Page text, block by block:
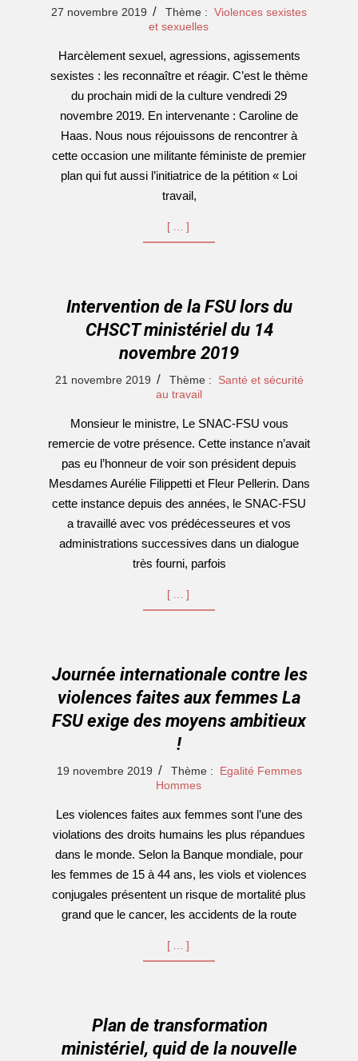
2019-
27 novembre 2019 Thème : Violences sexistes
et sexuelles
Harcèlement sexuel, agressions, agissements
sexistes : les reconnaître et réagir. C’est le thème
du prochain midi de la culture vendredi 29
novembre 2019. En intervenante : Caroline de
Haas. Nous nous réjouissons de rencontrer à
cette occasion une militante féministe de premier
plan qui fut aussi l’initiatrice de la pétition « Loi
travail,
[…]
Intervention de la FSU lors du
CHSCT ministériel du 14
novembre 2019
2019-
21 novembre 2019 Thème :
Santé et sécurité
au travail
Monsieur le ministre, Le SNAC-FSU vous
remercie de votre présence. Cette instance n’avait
pas eu l’honneur de voir son président depuis
Mesdames Aurélie Filippetti et Fleur Pellerin. Dans
cette instance depuis des années, le SNAC-FSU
a travaillé avec vos prédécesseures et vos
administrations successives dans un dialogue
très fourni, parfois
[…]
Journée internationale contre les
violences faites aux femmes La
FSU exige des moyens ambitieux
!
2019-
19 novembre 2019 Thème :
Egalité Femmes
Hommes
Les violences faites aux femmes sont l’une des
violations des droits humains les plus répandues
dans le monde. Selon la Banque mondiale, pour
les femmes de 15 à 44 ans, les viols et violences
conjugales présentent un risque de mortalité plus
grand que le cancer, les accidents de la route
[…]
Plan de transformation
ministériel, quid de la nouvelle